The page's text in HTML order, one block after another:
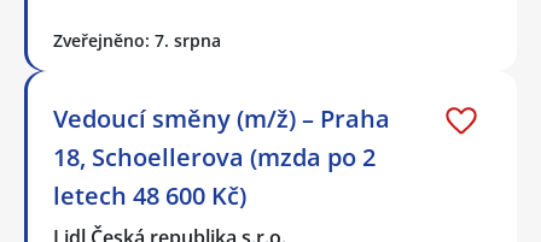
Zveřejněno: 7. srpna
Vedoucí směny (m/ž) – Praha
18, Schoellerova (mzda po 2
letech 48 600 Kč)
Lidl Česká republika s.r.o.